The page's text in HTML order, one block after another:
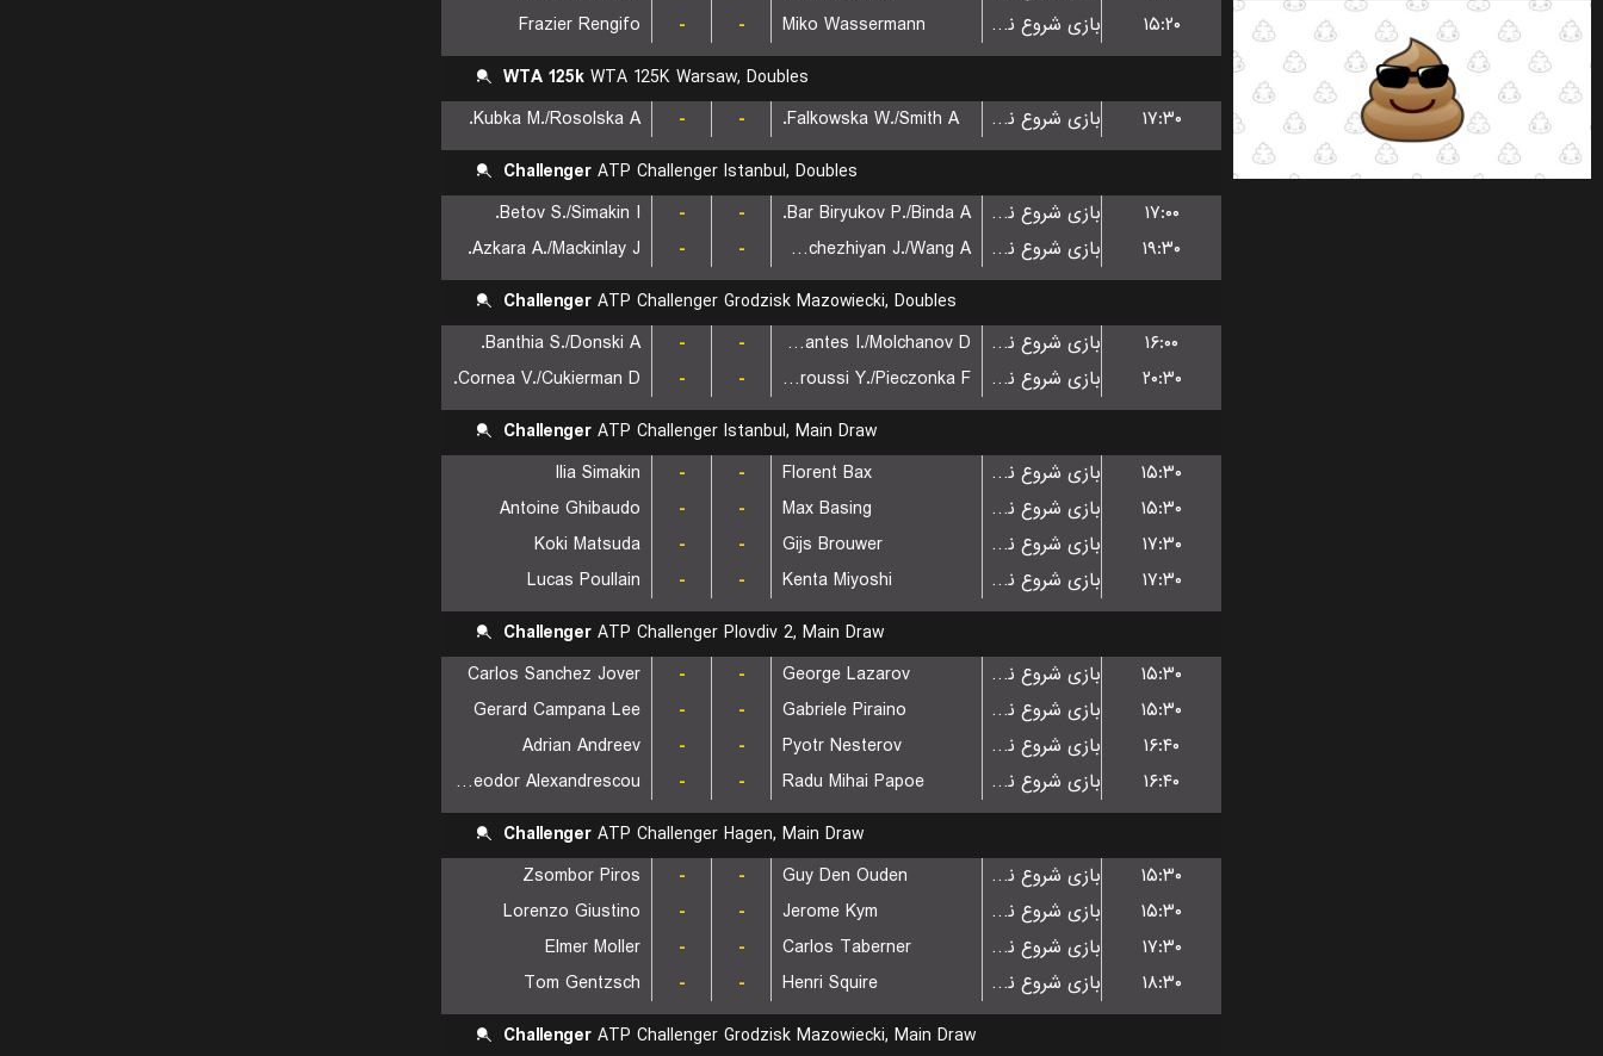
Frazier Rengifo
- - Miko Wassermann بازی شروع نشده است
۱۵:۲۰
WTA 125k WTA 125K Warsaw, Doubles
Kubka M./Rosolska A.
- - Falkowska W./Smith A. بازی شروع نشده است
۱۷:۳۰
Challenger ATP Challenger Istanbul, Doubles
Betov S./Simakin I.
- - Bar Biryukov P./Binda A. بازی شروع نشده است
۱۷:۰۰
Azkara A./Mackinlay J.
- - Nedunchezhiyan J./Wang A. بازی شروع نشده است
۱۹:۳۰
Challenger ATP Challenger Grodzisk Mazowiecki, Doubles
Banthia S./Donski A.
- - Cervantes I./Molchanov D. بازی شروع نشده است
۱۶:۰۰
Cornea V./Cukierman D.
- - Lalami Laaroussi Y./Pieczonka F. بازی شروع نشده است
۲۰:۳۰
Challenger ATP Challenger Istanbul, Main Draw
Ilia Simakin
- - Florent Bax بازی شروع نشده است
۱۵:۳۰
Antoine Ghibaudo
- - Max Basing بازی شروع نشده است
۱۵:۳۰
Koki Matsuda
- - Gijs Brouwer بازی شروع نشده است
۱۷:۳۰
Lucas Poullain
- - Kenta Miyoshi بازی شروع نشده است
۱۷:۳۰
Challenger ATP Challenger Plovdiv 2, Main Draw
Carlos Sanchez Jover
- - George Lazarov بازی شروع نشده است
۱۵:۳۰
Gerard Campana Lee
- - Gabriele Piraino بازی شروع نشده است
۱۵:۳۰
Adrian Andreev
- - Pyotr Nesterov بازی شروع نشده است
۱۶:۴۰
Yannick Theodor Alexandrescou
- - Radu Mihai Papoe بازی شروع نشده است
۱۶:۴۰
Challenger ATP Challenger Hagen, Main Draw
Zsombor Piros
- - Guy Den Ouden بازی شروع نشده است
۱۵:۳۰
Lorenzo Giustino
- - Jerome Kym بازی شروع نشده است
۱۵:۳۰
Elmer Moller
- - Carlos Taberner بازی شروع نشده است
۱۷:۳۰
Tom Gentzsch
- - Henri Squire بازی شروع نشده است
۱۸:۳۰
Challenger ATP Challenger Grodzisk Mazowiecki, Main Draw